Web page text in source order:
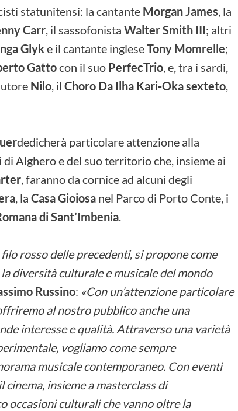
statunitensi: la cantante Morgan James, la
Carr, il sassofonista Walter Smith III; altri
Glyke il cantante ingleseTony Momrelle;
Gattocon il suo PerfecTrio, e, tra i sardi,
Nilo, il Choro Da Ilha Kari-Oka sexteto,
dedicherà particolare attenzione alla
Alghero e del suo territorio che, insieme ai
, faranno da cornice ad alcuni degli
, la Casa Gioiosa nel Parco di Porto Conte, i
di Sant’Imbenia.
rosso delle precedenti, si propone come
diversità culturale e musicale del mondo
Russino: «Con un’attenzione particolare
al nostro pubblico anche una
interesse e qualità. Attraverso una varietà
vogliamo come sempre
musicale contemporaneo. Con eventi
insieme a masterclass di
occasioni culturali che vanno oltre la